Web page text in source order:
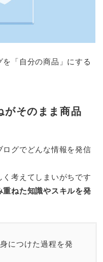
「自分の商品」にする
がそのまま商品
グでどんな情報を発信
考えてしまいがちです
重ねた知識やスキルを発
につけた過程を発